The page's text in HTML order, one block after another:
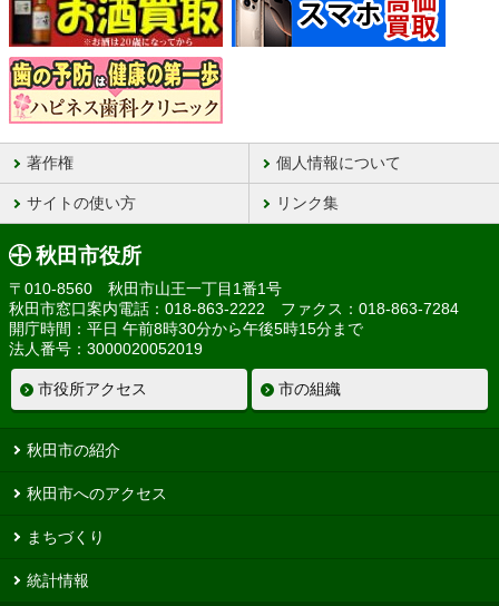
著作権 個人情報について
サイトの使い方 リンク集
秋田市役所
〒010-8560 秋田市山王一丁目1番1号
秋田市窓口案内電話：018-863-2222 ファクス：018-863-7284
開庁時間：平日 午前8時30分から午後5時15分まで
法人番号：3000020052019
市役所アクセス 市の組織
秋田市の紹介
秋田市へのアクセス
まちづくり
統計情報